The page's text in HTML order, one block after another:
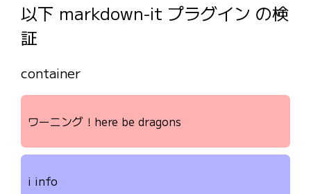
以下 markdown-it プラグイン の検
証
container
ワーニング！here be dragons
i info